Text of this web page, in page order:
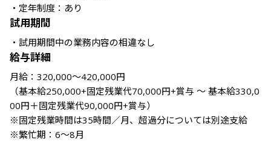
・定年制度：あり
試用期間
・試用期間中の業務内容の相違なし
給与詳細
月給：320,000～420,000円
（基本給250,000+固定残業代70,000円+賞与 ～ 基本給330,0
00円＋固定残業代90,000円+賞与）
※固定残業時間は35時間／月、超過分については別途支給
※繁忙期：6～8月